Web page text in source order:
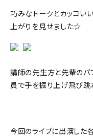
巧みなトークとカッコい
上がりを見せました☆
講師の先生方と先輩のパ
員で手を振り上げ飛び
今回のライブに出演した